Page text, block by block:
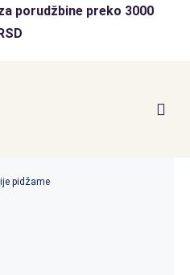
porudžbine preko 3000
pidžame